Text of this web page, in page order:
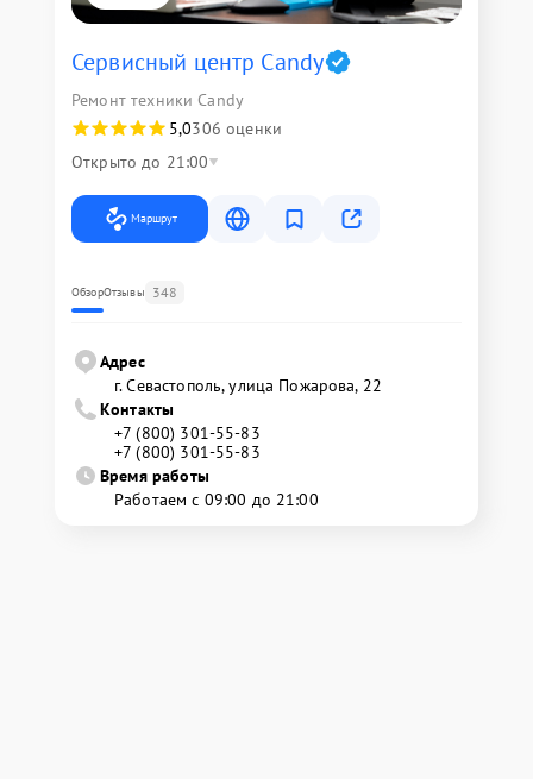
Сервисный центр Candy
Ремонт техники Candy
5,0306 оценки
Открыто до 21:00
Маршрут
ОбзорОтзывы 348
Адрес
г. Севастополь, улица Пожарова, 22
Контакты
+7 (800) 301-55-83
+7 (800) 301-55-83
Время работы
Работаем с 09:00 до 21:00